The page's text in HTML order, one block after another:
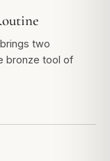
two
bronze tool of